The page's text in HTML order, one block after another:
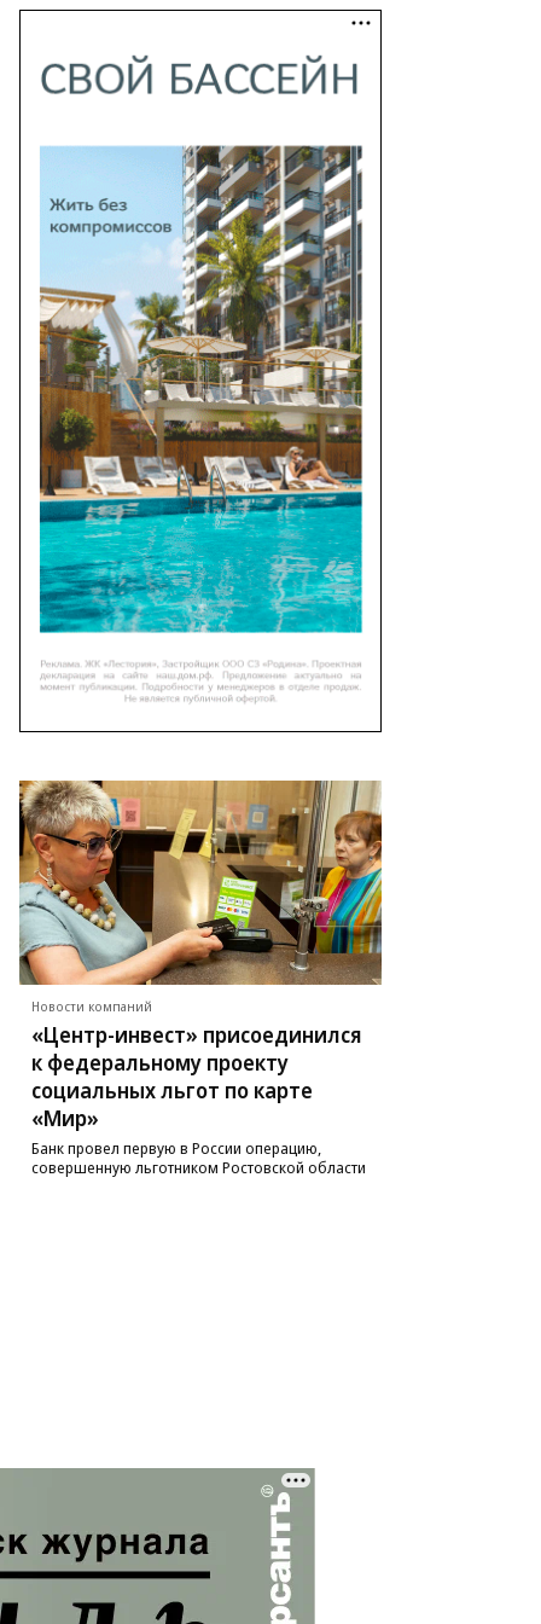
Новости компаний
«Центр-инвест» присоединился
к федеральному проекту
социальных льгот по карте
«Мир»
Банк провел первую в России операцию,
совершенную льготником Ростовской области